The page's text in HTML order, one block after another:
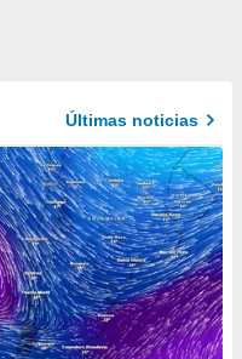
Últimas noticias